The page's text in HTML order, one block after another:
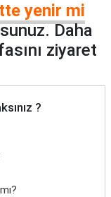
yenir mi
Daha
ziyaret
?